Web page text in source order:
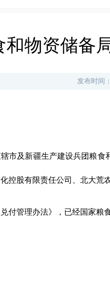
和物资储备
发布时间
市及新疆生产建设兵团粮
控股有限责任公司、北大荒
兑付管理办法》，已经国家